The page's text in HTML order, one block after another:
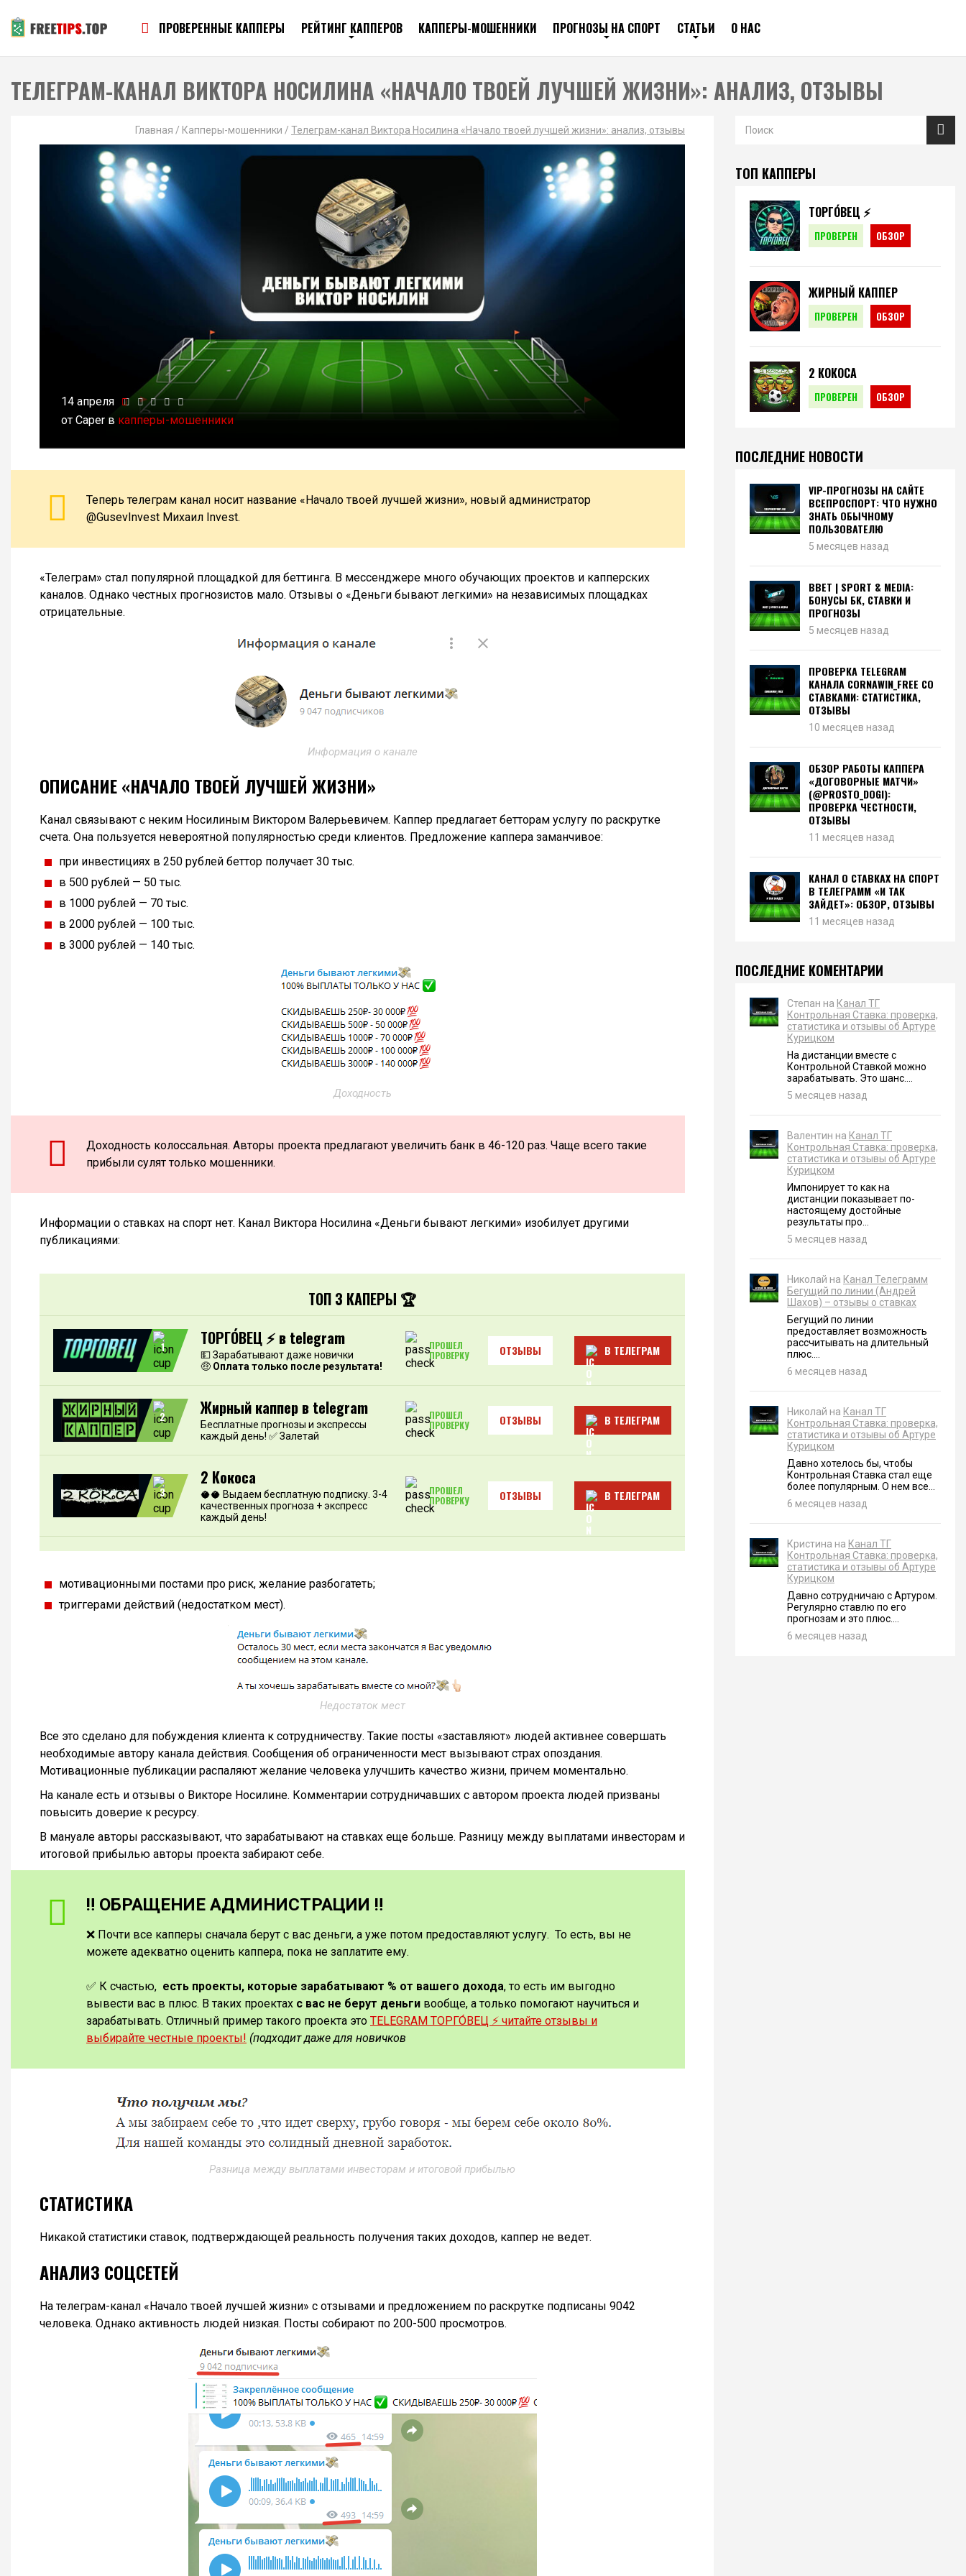
ПРОВЕРЕННЫЕ КАППЕРЫ РЕЙТИНГ КАППЕРОВ КАППЕРЫ-МОШЕННИКИ ПРОГНОЗЫ НА СПОРТ СТАТЬИ О НАС
ТЕЛЕГРАМ-КАНАЛ ВИКТОРА НОСИЛИНА «НАЧАЛО ТВОЕЙ ЛУЧШЕЙ ЖИЗНИ»: АНАЛИЗ, ОТЗЫВЫ
Главная / Капперы-мошенники / Телеграм-канал Виктора Носилина «Начало твоей лучшей жизни»: анализ, отзывы
14 апреля
от Caper в капперы-мошенники
Теперь телеграм канал носит название «Начало твоей лучшей жизни», новый администратор
@GusevInvest Михаил Invest.
«Телеграм» стал популярной площадкой для беттинга. В мессенджере много обучающих проектов и капперских
каналов. Однако честных прогнозистов мало. Отзывы о «Деньги бывают легкими» на независимых площадках
отрицательные.
Информация о канале
ОПИСАНИЕ «НАЧАЛО ТВОЕЙ ЛУЧШЕЙ ЖИЗНИ»
Канал связывают с неким Носилиным Виктором Валерьевичем. Каппер предлагает бетторам услугу по раскрутке
счета. Она пользуется невероятной популярностью среди клиентов. Предложение каппера заманчивое:
при инвестициях в 250 рублей беттор получает 30 тыс.
в 500 рублей — 50 тыс.
в 1000 рублей — 70 тыс.
в 2000 рублей — 100 тыс.
в 3000 рублей — 140 тыс.
Доходность
Доходность колоссальная. Авторы проекта предлагают увеличить банк в 46-120 раз. Чаще всего такие
прибыли сулят только мошенники.
Информации о ставках на спорт нет. Канал Виктора Носилина «Деньги бывают легкими» изобилует другими
публикациями:
ТОП 3 КАПЕРЫ 🏆
1 ТОРГО́ВЕЦ ⚡️ в telegram
💵 Зарабатывают даже новички
🤑 Оплата только после результата!
ПРОШЕЛ
ПРОВЕРКУ
ОТЗЫВЫ В ТЕЛЕГРАМ
2 Жирный каппер в telegram
Бесплатные прогнозы и экспрессы
каждый день! ✅ Залетай
ПРОШЕЛ
ПРОВЕРКУ
ОТЗЫВЫ В ТЕЛЕГРАМ
3
2 Кокоса
🥥🥥 Выдаем бесплатную подписку. 3-4
качественных прогноза + экспресс
каждый день!
ПРОШЕЛ
ПРОВЕРКУ
ОТЗЫВЫ В ТЕЛЕГРАМ
мотивационными постами про риск, желание разбогатеть;
триггерами действий (недостатком мест).
Недостаток мест
Все это сделано для побуждения клиента к сотрудничеству. Такие посты «заставляют» людей активнее совершать
необходимые автору канала действия. Сообщения об ограниченности мест вызывают страх опоздания.
Мотивационные публикации распаляют желание человека улучшить качество жизни, причем моментально.
На канале есть и отзывы о Викторе Носилине. Комментарии сотрудничавших с автором проекта людей призваны
повысить доверие к ресурсу.
В мануале авторы рассказывают, что зарабатывают на ставках еще больше. Разницу между выплатами инвесторам и
итоговой прибылью авторы проекта забирают себе.
‼️ ОБРАЩЕНИЕ АДМИНИСТРАЦИИ ‼️
❌ Почти все капперы сначала берут с вас деньги, а уже потом предоставляют услугу. То есть, вы не
можете адекватно оценить каппера, пока не заплатите ему.
✅ К счастью, есть проекты, которые зарабатывают % от вашего дохода, то есть им выгодно
вывести вас в плюс. В таких проектах с вас не берут деньги вообще, а только помогают научиться и
зарабатывать. Отличный пример такого проекта это TELEGRAM ТОРГО́ВЕЦ ⚡️ читайте отзывы и
выбирайте честные проекты! (подходит даже для новичков
Разница между выплатами инвесторам и итоговой прибылью
СТАТИСТИКА
Никакой статистики ставок, подтверждающей реальность получения таких доходов, каппер не ведет.
АНАЛИЗ СОЦСЕТЕЙ
На телеграм-канал «Начало твоей лучшей жизни» с отзывами и предложением по раскрутке подписаны 9042
человека. Однако активность людей низкая. Посты собирают по 200-500 просмотров.
ТОП КАППЕРЫ
ТОРГО́ВЕЦ ⚡️
ПРОВЕРЕН ОБЗОР
ЖИРНЫЙ КАППЕР
ПРОВЕРЕН ОБЗОР
2 КОКОСА
ПРОВЕРЕН ОБЗОР
ПОСЛЕДНИЕ НОВОСТИ
VIP-ПРОГНОЗЫ НА САЙТЕ
ВСЕПРОСПОРТ: ЧТО НУЖНО
ЗНАТЬ ОБЫЧНОМУ
ПОЛЬЗОВАТЕЛЮ
5 месяцев назад
BBET | SPORT & MEDIA:
БОНУСЫ БК, СТАВКИ И
ПРОГНОЗЫ
5 месяцев назад
ПРОВЕРКА TELEGRAM
КАНАЛА CORNAWIN_FREE СО
СТАВКАМИ: СТАТИСТИКА,
ОТЗЫВЫ
10 месяцев назад
ОБЗОР РАБОТЫ КАППЕРА
«ДОГОВОРНЫЕ МАТЧИ»
(@PROSTO_DOGI):
ПРОВЕРКА ЧЕСТНОСТИ,
ОТЗЫВЫ
11 месяцев назад
КАНАЛ О СТАВКАХ НА СПОРТ
В ТЕЛЕГРАММ «И ТАК
ЗАЙДЕТ»: ОБЗОР, ОТЗЫВЫ
11 месяцев назад
ПОСЛЕДНИЕ КОМЕНТАРИИ
Степан на Канал ТГ
Контрольная Ставка: проверка,
статистика и отзывы об Артуре
Курицком
На дистанции вместе с
Контрольной Ставкой можно
зарабатывать. Это шанс....
5 месяцев назад
Валентин на Канал ТГ
Контрольная Ставка: проверка,
статистика и отзывы об Артуре
Курицком
Импонирует то как на
дистанции показывает по-
настоящему достойные
результаты про...
5 месяцев назад
Николай на Канал Телеграмм
Бегущий по линии (Андрей
Шахов) – отзывы о ставках
Бегущий по линии
предоставляет возможность
рассчитывать на длительный
плюс....
6 месяцев назад
Николай на Канал ТГ
Контрольная Ставка: проверка,
статистика и отзывы об Артуре
Курицком
Давно хотелось бы, чтобы
Контрольная Ставка стал еще
более популярным. О нем все...
6 месяцев назад
Кристина на Канал ТГ
Контрольная Ставка: проверка,
статистика и отзывы об Артуре
Курицком
Давно сотрудничаю с Артуром.
Регулярно ставлю по его
прогнозам и это плюс....
6 месяцев назад